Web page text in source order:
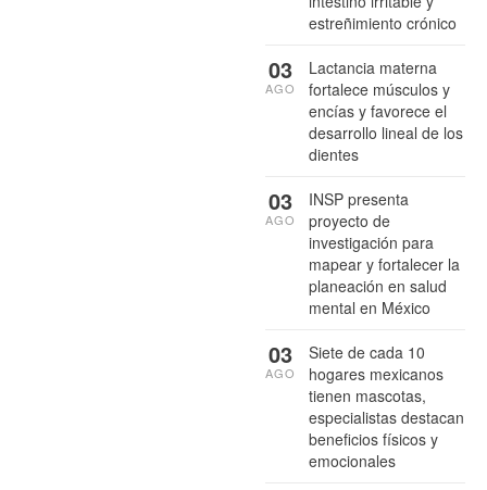
estreñimiento crónico
Lactancia materna
fortalece músculos y
encías y favorece el
desarrollo lineal de los
dientes
03
AGO
INSP presenta
proyecto de
investigación para
mapear y fortalecer la
planeación en salud
mental en México
03
AGO
Siete de cada 10
hogares mexicanos
tienen mascotas,
especialistas destacan
beneficios físicos y
emocionales
03
AGO